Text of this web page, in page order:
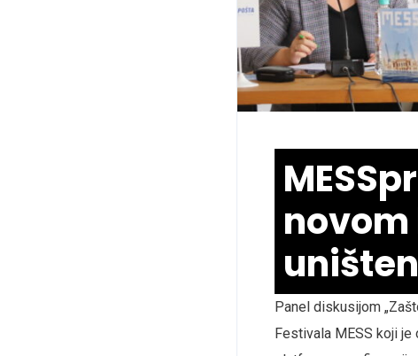
Panel diskusijom
Festivala MESS koji